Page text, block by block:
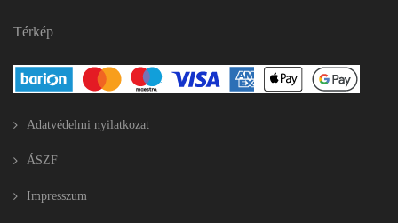
Térkép
Adatvédelmi nyilatkozat
ÁSZF
Impresszum